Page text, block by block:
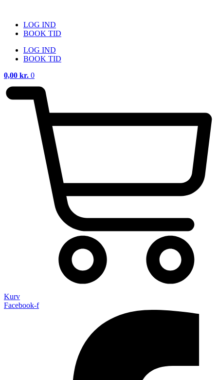
indholdLOG IND
BOOK TID
LOG IND
BOOK TID
0,00 kr. 0
Kurv
Facebook-f